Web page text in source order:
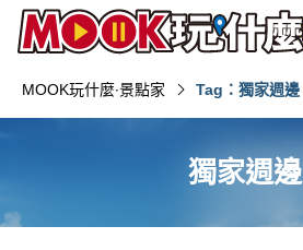
MOOK玩什麼‧景點家 Tag：獨家週邊
獨家週邊